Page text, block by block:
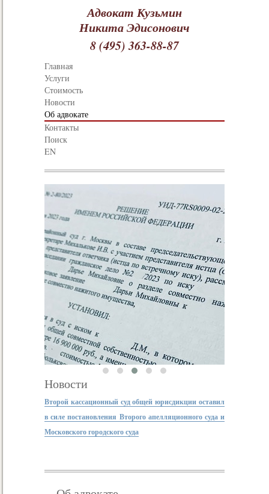
Адвокат Кузьмин
Никита Эдисонович
8 (495) 363-88-87
Главная
Услуги
Стоимость
Новости
Об адвокате
Контакты
Поиск
EN
Новости
Второй кассационный суд общей юрисдикции оставил
в силе постановления Второго апелляционного суда и
Московского городского суда